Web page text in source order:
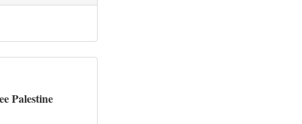
Palestine